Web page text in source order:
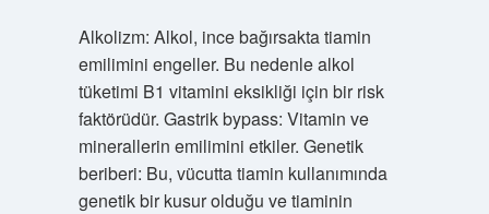
Alkolizm: Alkol, ince bağırsakta tiamin
emilimini engeller. Bu nedenle alkol
tüketimi B1 vitamini eksikliği için bir risk
faktörüdür. Gastrik bypass: Vitamin ve
minerallerin emilimini etkiler. Genetik
beriberi: Bu, vücutta tiamin kullanımında
genetik bir kusur olduğu ve tiaminin